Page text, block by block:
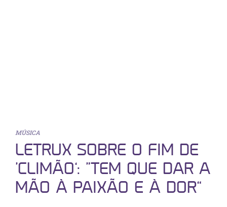
MÚSICA
LETRUX SOBRE O FIM DE
‘CLIMÃO’: “TEM QUE DAR A
MÃO À PAIXÃO E À DOR”